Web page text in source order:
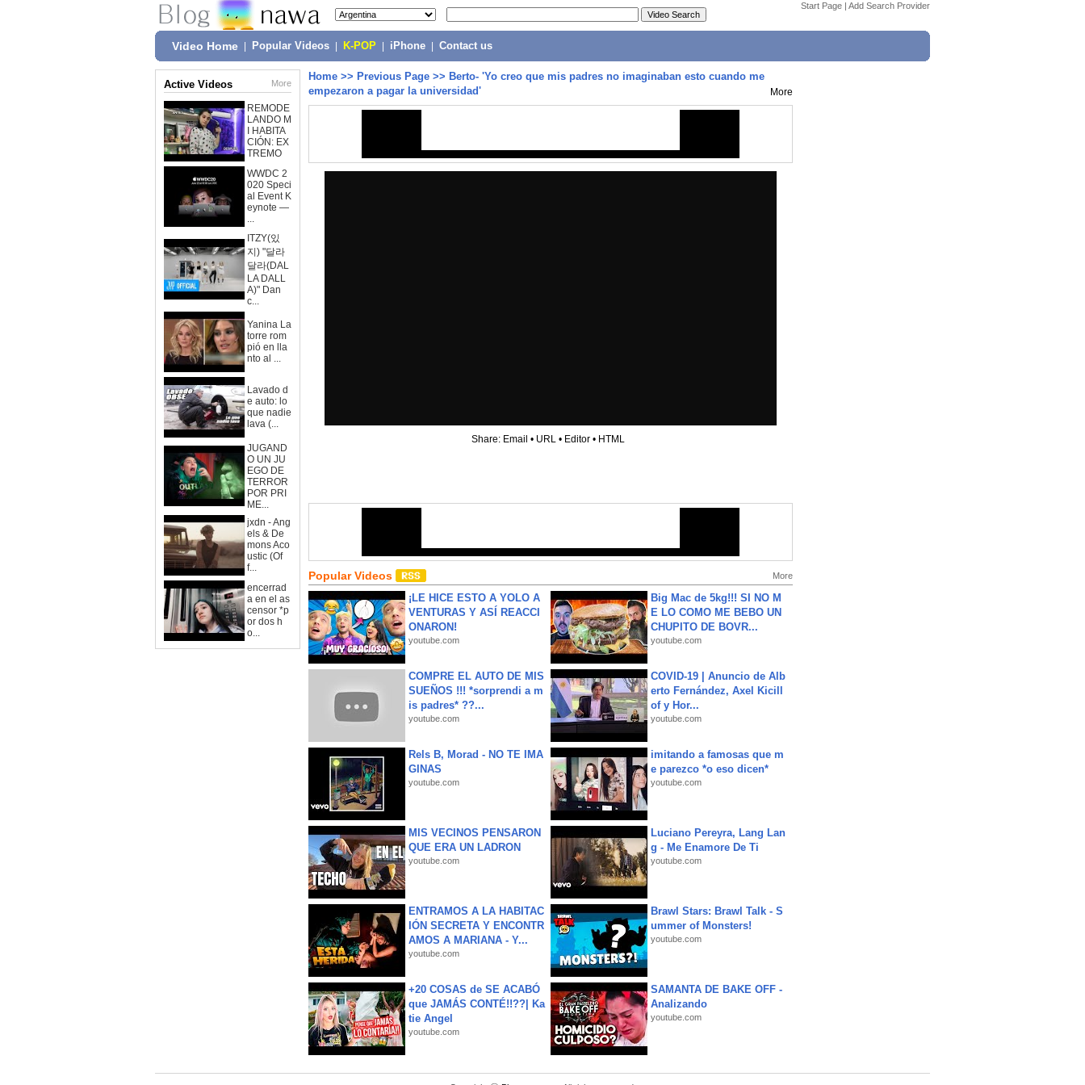
Start Page | Add Search Provider
Video Home Popular Videos K-POP iPhone Contact us
Active Videos More
REMODE
LANDO M
I HABITA
CIÓN: EX
TREMO
WWDC 2
020 Speci
al Event K
eynote —
...
ITZY(있
지) "달라
달라(DAL
LA DALL
A)" Dan
c...
Yanina La
torre rom
pió en lla
nto al ...
Lavado d
e auto: lo
que nadie
lava (...
JUGAND
O UN JU
EGO DE
TERROR
POR PRI
ME...
jxdn - Ang
els & De
mons Aco
ustic (Of
f...
encerrad
a en el as
censor *p
or dos h
o...
Home >> Previous Page >> Berto- 'Yo creo que mis padres no imaginaban esto cuando me
empezaron a pagar la universidad'
More
Share: Email • URL • Editor • HTML
Popular Videos More
¡LE HICE ESTO A YOLO A
VENTURAS Y ASÍ REACCI
ONARON!
youtube.com
Big Mac de 5kg!!! SI NO M
E LO COMO ME BEBO UN
CHUPITO DE BOVR...
youtube.com
COMPRE EL AUTO DE MIS
SUEÑOS !!! *sorprendi a m
is padres* ??...
youtube.com
COVID-19 | Anuncio de Alb
erto Fernández, Axel Kicill
of y Hor...
youtube.com
Rels B, Morad - NO TE IMA
GINAS
youtube.com
imitando a famosas que m
e parezco *o eso dicen*
youtube.com
MIS VECINOS PENSARON
QUE ERA UN LADRON
youtube.com
Luciano Pereyra, Lang Lan
g - Me Enamore De Ti
youtube.com
ENTRAMOS A LA HABITAC
IÓN SECRETA Y ENCONTR
AMOS A MARIANA - Y...
youtube.com
Brawl Stars: Brawl Talk - S
ummer of Monsters!
youtube.com
+20 COSAS de SE ACABÓ
que JAMÁS CONTÉ!!??| Ka
tie Angel
youtube.com
SAMANTA DE BAKE OFF -
Analizando
youtube.com